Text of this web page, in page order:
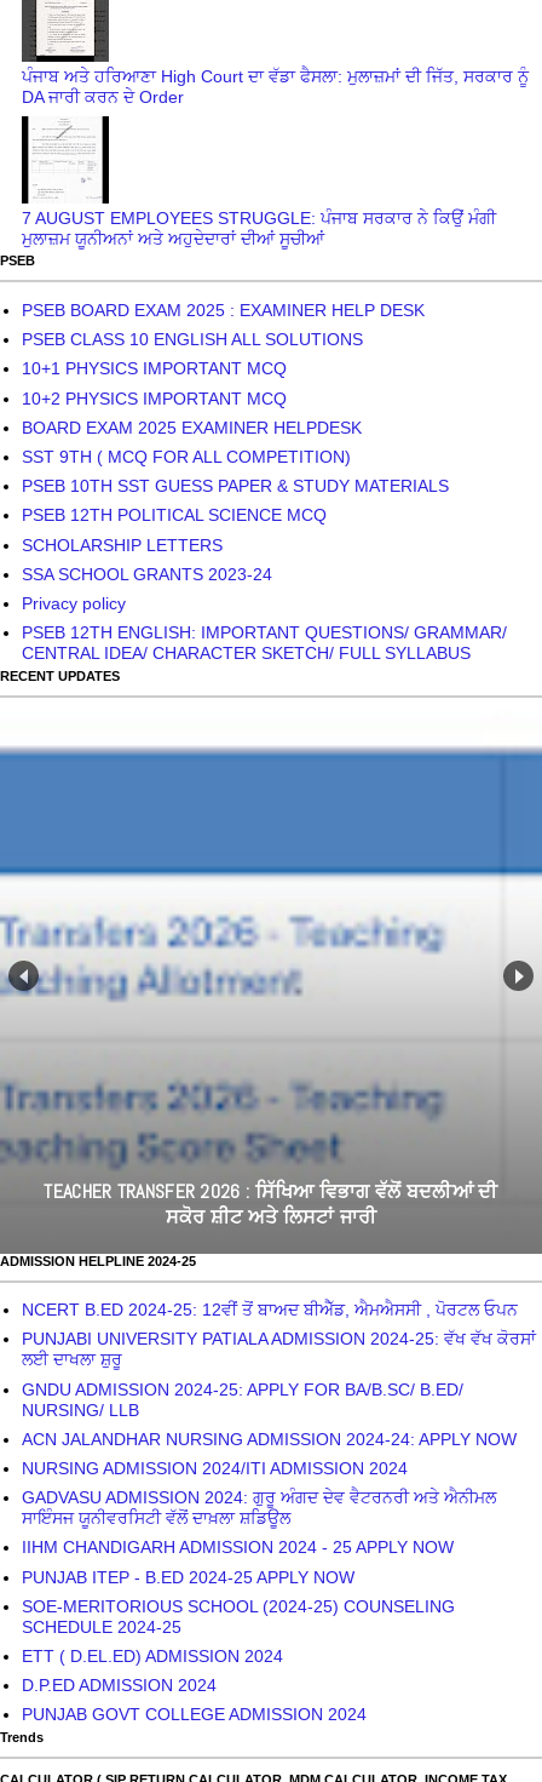
ਪੰਜਾਬ ਅਤੇ ਹਰਿਆਣਾ High Court ਦਾ ਵੱਡਾ ਫੈਸਲਾ: ਮੁਲਾਜ਼ਮਾਂ ਦੀ ਜਿੱਤ, ਸਰਕਾਰ ਨੂੰ
DA ਜਾਰੀ ਕਰਨ ਦੇ Order
7 AUGUST EMPLOYEES STRUGGLE: ਪੰਜਾਬ ਸਰਕਾਰ ਨੇ ਕਿਉਂ ਮੰਗੀ
ਮੁਲਾਜ਼ਮ ਯੂਨੀਅਨਾਂ ਅਤੇ ਅਹੁਦੇਦਾਰਾਂ ਦੀਆਂ ਸੂਚੀਆਂ
PSEB
PSEB BOARD EXAM 2025 : EXAMINER HELP DESK
PSEB CLASS 10 ENGLISH ALL SOLUTIONS
10+1 PHYSICS IMPORTANT MCQ
10+2 PHYSICS IMPORTANT MCQ
BOARD EXAM 2025 EXAMINER HELPDESK
SST 9TH ( MCQ FOR ALL COMPETITION)
PSEB 10TH SST GUESS PAPER & STUDY MATERIALS
PSEB 12TH POLITICAL SCIENCE MCQ
SCHOLARSHIP LETTERS
SSA SCHOOL GRANTS 2023-24
Privacy policy
PSEB 12TH ENGLISH: IMPORTANT QUESTIONS/ GRAMMAR/
CENTRAL IDEA/ CHARACTER SKETCH/ FULL SYLLABUS
RECENT UPDATES
TEACHER TRANSFER 2026 : ਸਿੱਖਿਆ ਵਿਭਾਗ ਵੱਲੋਂ ਬਦਲੀਆਂ ਦੀ
ਸਕੋਰ ਸ਼ੀਟ ਅਤੇ ਲਿਸਟਾਂ ਜਾਰੀ
ADMISSION HELPLINE 2024-25
NCERT B.ED 2024-25: 12ਵੀਂ ਤੋਂ ਬਾਅਦ ਬੀਐੱਡ, ਐਮਐਸਸੀ , ਪੋਰਟਲ ਓਪਨ
PUNJABI UNIVERSITY PATIALA ADMISSION 2024-25: ਵੱਖ ਵੱਖ ਕੋਰਸਾਂ
ਲਈ ਦਾਖਲਾ ਸ਼ੁਰੂ
GNDU ADMISSION 2024-25: APPLY FOR BA/B.SC/ B.ED/
NURSING/ LLB
ACN JALANDHAR NURSING ADMISSION 2024-24: APPLY NOW
NURSING ADMISSION 2024/ITI ADMISSION 2024
GADVASU ADMISSION 2024: ਗੁਰੂ ਅੰਗਦ ਦੇਵ ਵੈਟਰਨਰੀ ਅਤੇ ਐਨੀਮਲ
ਸਾਇੰਸਜ ਯੂਨੀਵਰਸਿਟੀ ਵੱਲੋਂ ਦਾਖ਼ਲਾ ਸ਼ਡਿਊਲ
IIHM CHANDIGARH ADMISSION 2024 - 25 APPLY NOW
PUNJAB ITEP - B.ED 2024-25 APPLY NOW
SOE-MERITORIOUS SCHOOL (2024-25) COUNSELING
SCHEDULE 2024-25
ETT ( D.EL.ED) ADMISSION 2024
D.P.ED ADMISSION 2024
PUNJAB GOVT COLLEGE ADMISSION 2024
Trends